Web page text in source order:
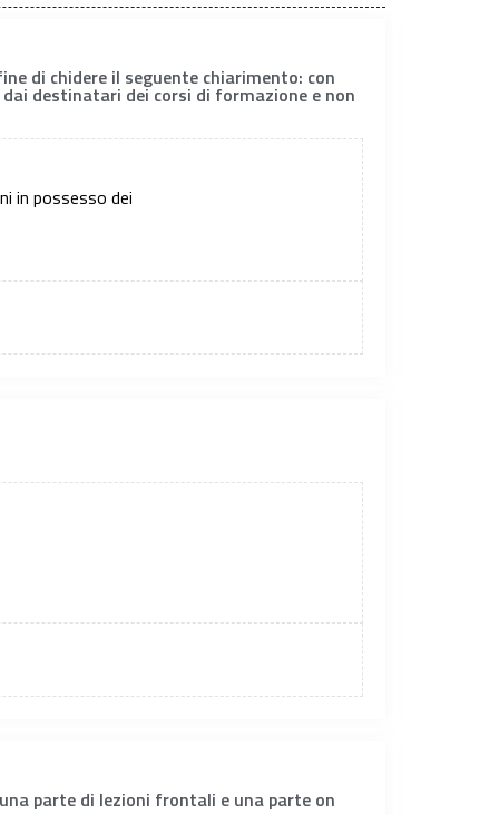
di chidere il seguente chiarimento: con
destinatari dei corsi di formazione e non
in possesso dei
parte di lezioni frontali e una parte on